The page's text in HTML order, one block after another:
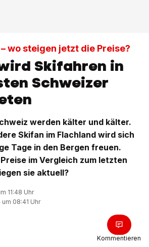
wo steigen jetzt die Preise?
Skifahren in
Schweizer
werden kälter und kälter.
Skifan im Flachland wird sich
Tage in den Bergen freuen.
im Vergleich zum letzten
sie aktuell?
11:48 Uhr
08:41 Uhr
Kommentieren